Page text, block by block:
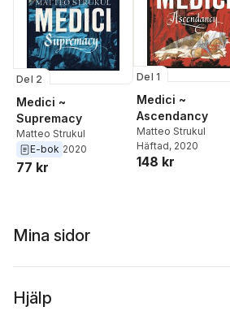
Del 2
Medici ~
Supremacy
Matteo Strukul
E-bok 2020
77 kr
Del 1
Medici ~
Ascendancy
Matteo Strukul
Häftad, 2020
148 kr
Mina sidor
Hjälp